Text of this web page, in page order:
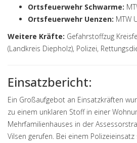
Ortsfeuerwehr Schwarme:
Ortsfeuerwehr Uenzen: MTW
Weitere Kräfte: Gefahrstoffzug
(Landkreis Diepholz), Polizei,
Einsatzbericht:
Ein Großaufgebot an Einsatzkräften
zu einem unklaren Stoff in einer
Mehrfamilienhauses in der
Vilsen gerufen. Bei einem